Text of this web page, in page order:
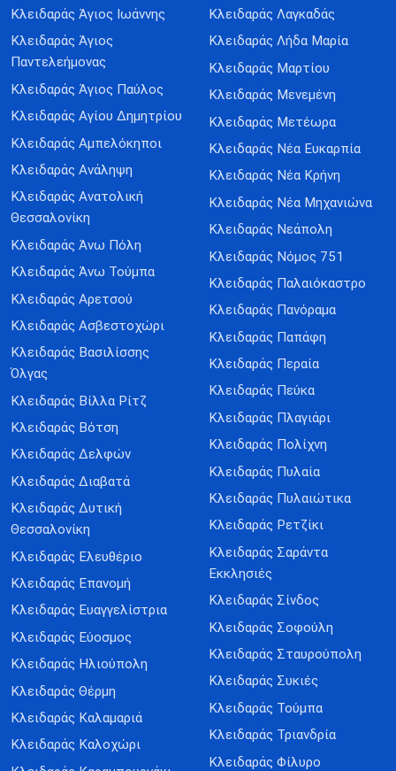
Κλειδαράς Άγιος Ιωάννης
Κλειδαράς Άγιος
Παντελεήμονας
Κλειδαράς Άγιος Παύλος
Κλειδαράς Αγίου Δημητρίου
Κλειδαράς Αμπελόκηποι
Κλειδαράς Ανάληψη
Κλειδαράς Ανατολική
Θεσσαλονίκη
Κλειδαράς Άνω Πόλη
Κλειδαράς Άνω Τούμπα
Κλειδαράς Αρετσού
Κλειδαράς Ασβεστοχώρι
Κλειδαράς Βασιλίσσης
Όλγας
Κλειδαράς Βίλλα Ρίτζ
Κλειδαράς Βότση
Κλειδαράς Δελφών
Κλειδαράς Διαβατά
Κλειδαράς Δυτική
Θεσσαλονίκη
Κλειδαράς Ελευθέριο
Κλειδαράς Επανομή
Κλειδαράς Ευαγγελίστρια
Κλειδαράς Εύοσμος
Κλειδαράς Ηλιούπολη
Κλειδαράς Θέρμη
Κλειδαράς Καλαμαριά
Κλειδαράς Καλοχώρι
Κλειδαράς Λαγκαδάς
Κλειδαράς Λήδα Μαρία
Κλειδαράς Μαρτίου
Κλειδαράς Μενεμένη
Κλειδαράς Μετέωρα
Κλειδαράς Νέα Ευκαρπία
Κλειδαράς Νέα Κρήνη
Κλειδαράς Νέα Μηχανιώνα
Κλειδαράς Νεάπολη
Κλειδαράς Νόμος 751
Κλειδαράς Παλαιόκαστρο
Κλειδαράς Πανόραμα
Κλειδαράς Παπάφη
Κλειδαράς Περαία
Κλειδαράς Πεύκα
Κλειδαράς Πλαγιάρι
Κλειδαράς Πολίχνη
Κλειδαράς Πυλαία
Κλειδαράς Πυλαιώτικα
Κλειδαράς Ρετζίκι
Κλειδαράς Σαράντα
Εκκλησιές
Κλειδαράς Σίνδος
Κλειδαράς Σοφούλη
Κλειδαράς Σταυρούπολη
Κλειδαράς Συκιές
Κλειδαράς Τούμπα
Κλειδαράς Τριανδρία
Κλειδαράς Φίλυρο